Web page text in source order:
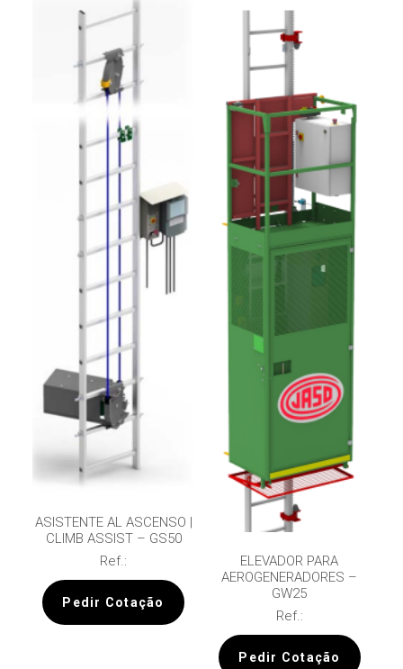
ASISTENTE AL ASCENSO |
CLIMB ASSIST – GS50
Ref.:
Pedir Cotação
ELEVADOR PARA
AEROGENERADORES –
GW25
Ref.:
Pedir Cotação